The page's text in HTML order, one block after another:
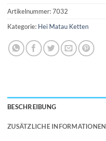
Artikelnummer:7032
Kategorie: Hei Matau Ketten
BESCHREIBUNG
ZUSÄTZLICHE INFORMATIONEN